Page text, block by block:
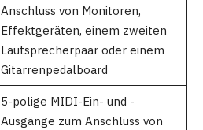
Anschluss von Monitoren,
Effektgeräten, einem zweiten
Lautsprecherpaar oder einem
Gitarrenpedalboard
5-polige MIDI-Ein- und -
Ausgänge zum Anschluss von